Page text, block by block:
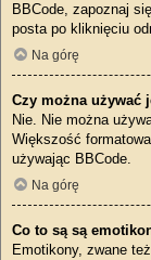
BBCode, zapoznaj
posta po kliknięciu
Na górę
Czy można używać
Nie. Nie można
Większość
używając BBCode.
Na górę
Co to są są
Emotikony, zwane